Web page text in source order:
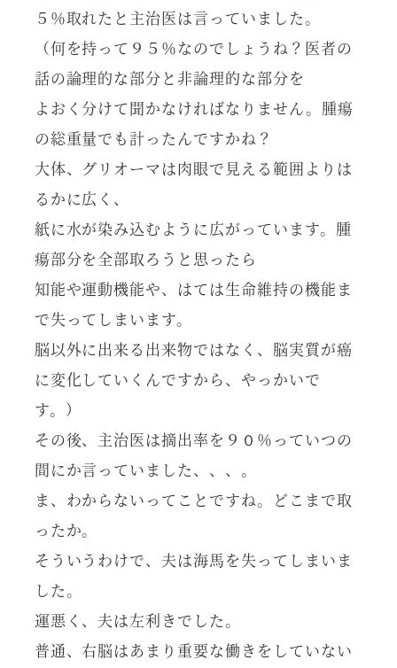
５％取れたと主治医は言っていました。
（何を持って９５％なのでしょうね？医者の
話の論理的な部分と非論理的な部分を
よおく分けて聞かなければなりません。腫瘍
の総重量でも計ったんですかね？
大体、グリオーマは肉眼で見える範囲よりは
るかに広く、
紙に水が染み込むように広がっています。腫
瘍部分を全部取ろうと思ったら
知能や運動機能や、はては生命維持の機能ま
で失ってしまいます。
脳以外に出来る出来物ではなく、脳実質が癌
に変化していくんですから、やっかいで
す。）
その後、主治医は摘出率を９０％っていつの
間にか言っていました、、、。
ま、わからないってことですね。どこまで取
ったか。
そういうわけで、夫は海馬を失ってしまいま
した。
運悪く、夫は左利きでした。
普通、右脳はあまり重要な働きをしていない